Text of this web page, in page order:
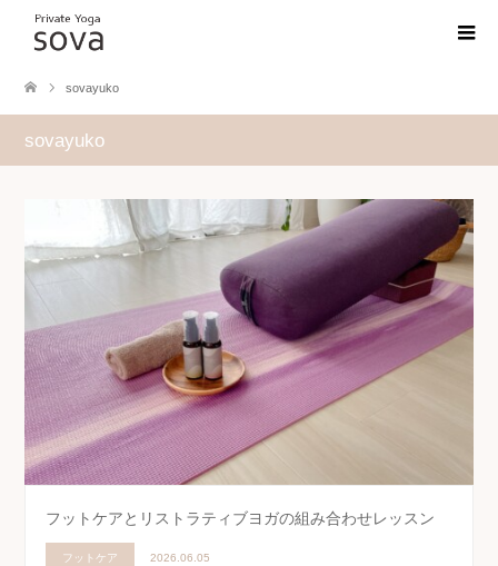
sovayuko
sovayuko
フットケアとリストラティブヨガの組み合わせレッスン
フットケア 2026.06.05